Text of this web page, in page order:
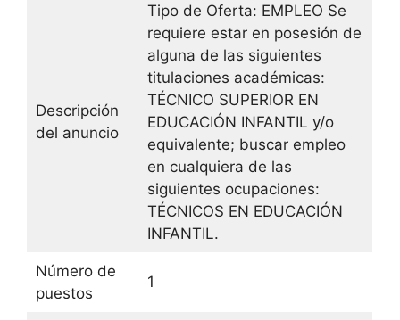
Descripción
del anuncio
Tipo de Oferta: EMPLEO Se
requiere estar en posesión de
alguna de las siguientes
titulaciones académicas:
TÉCNICO SUPERIOR EN
EDUCACIÓN INFANTIL y/o
equivalente; buscar empleo
en cualquiera de las
siguientes ocupaciones:
TÉCNICOS EN EDUCACIÓN
INFANTIL.
Número de
puestos
1